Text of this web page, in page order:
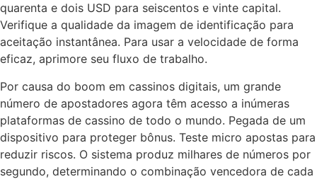
quarenta e dois USD para seiscentos e vinte capital.
Verifique a qualidade da imagem de identificação para
aceitação instantânea. Para usar a velocidade de forma
eficaz, aprimore seu fluxo de trabalho.
Por causa do boom em cassinos digitais, um grande
número de apostadores agora têm acesso a inúmeras
plataformas de cassino de todo o mundo. Pegada de um
dispositivo para proteger bônus. Teste micro apostas para
reduzir riscos. O sistema produz milhares de números por
segundo, determinando o combinação vencedora de cada